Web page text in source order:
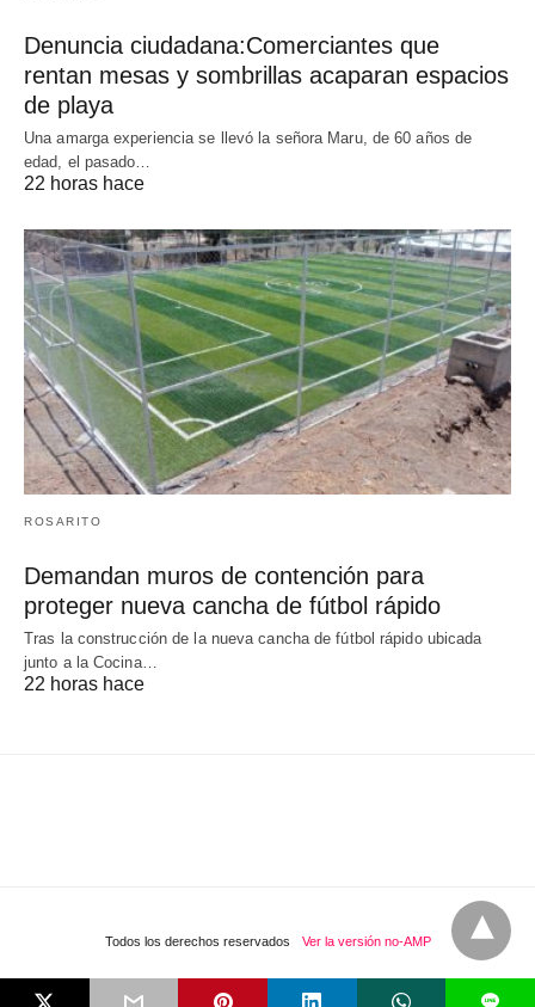
Denuncia ciudadana:Comerciantes que
rentan mesas y sombrillas acaparan espacios
de playa
Una amarga experiencia se llevó la señora Maru, de 60 años de
edad, el pasado…
22 horas hace
ROSARITO
Demandan muros de contención para
proteger nueva cancha de fútbol rápido
Tras la construcción de la nueva cancha de fútbol rápido ubicada
junto a la Cocina…
22 horas hace
Todos los derechos reservados Ver la versión no-AMP
L